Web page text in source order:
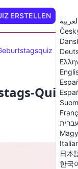
ERSTELLEN
עברית
日本
한국
Quiz